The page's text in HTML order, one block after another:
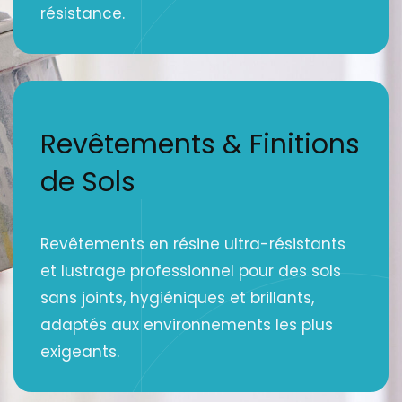
résistance.
Revêtements & Finitions
de Sols
Revêtements en résine ultra-résistants
et lustrage professionnel pour des sols
sans joints, hygiéniques et brillants,
adaptés aux environnements les plus
exigeants.